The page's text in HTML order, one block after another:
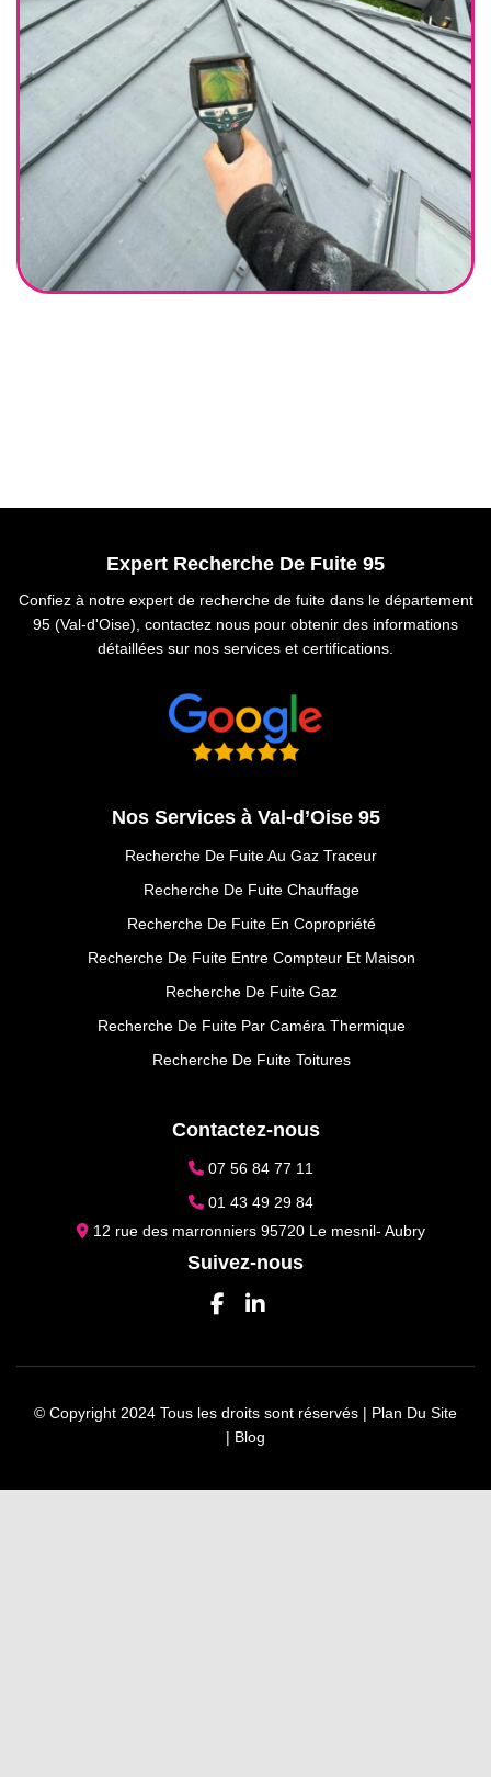
Expert Recherche De Fuite 95
Confiez à notre expert de recherche de fuite dans le département
95 (Val-d'Oise), contactez nous pour obtenir des informations
détaillées sur nos services et certifications.
Nos Services à Val-d’Oise 95
Recherche De Fuite Au Gaz Traceur
Recherche De Fuite Chauffage
Recherche De Fuite En Copropriété
Recherche De Fuite Entre Compteur Et Maison
Recherche De Fuite Gaz
Recherche De Fuite Par Caméra Thermique
Recherche De Fuite Toitures
Contactez-nous
07 56 84 77 11
01 43 49 29 84
12 rue des marronniers 95720 Le mesnil- Aubry
Suivez-nous
© Copyright 2024 Tous les droits sont réservés | Plan Du Site
| Blog